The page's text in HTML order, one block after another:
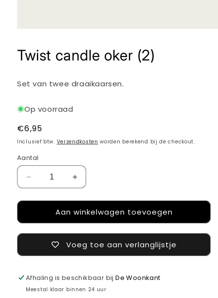
modaal
Twist candle oker (2)
Set van twee draaikaarsen.
Op voorraad
Normale
prijs
€6,95
Inclusief btw. Verzendkosten worden berekend bij de checkout.
Aantal
Aantal
verlagen
voor
candle
oker
Aantal
verhogen
voor
Twist
candle
oker
(2)
Aan winkelwagen toevoegen
Voeg toe aan verlanglijstje
Afhaling is beschikbaar bijDe Woonkant
Meestal klaar binnen 24 uur